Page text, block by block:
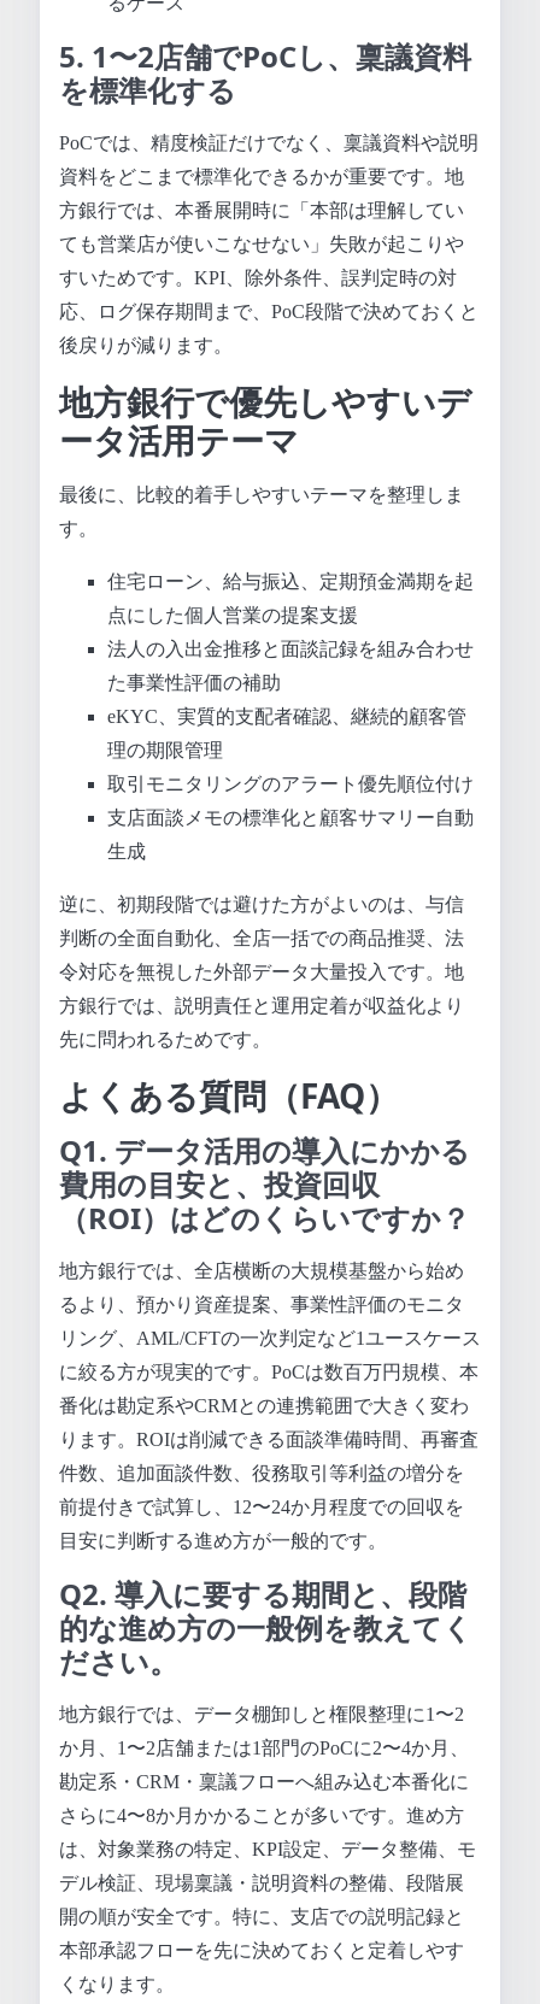
5. 1〜2店舗でPoCし、稟議資料
を標準化する
PoCでは、精度検証だけでなく、稟議資料や説明
資料をどこまで標準化できるかが重要です。地
方銀行では、本番展開時に「本部は理解してい
ても営業店が使いこなせない」失敗が起こりや
すいためです。KPI、除外条件、誤判定時の対
応、ログ保存期間まで、PoC段階で決めておくと
後戻りが減ります。
地方銀行で優先しやすいデ
ータ活用テーマ
最後に、比較的着手しやすいテーマを整理しま
す。
住宅ローン、給与振込、定期預金満期を起
点にした個人営業の提案支援
法人の入出金推移と面談記録を組み合わせ
た事業性評価の補助
eKYC、実質的支配者確認、継続的顧客管
理の期限管理
取引モニタリングのアラート優先順位付け
支店面談メモの標準化と顧客サマリー自動
生成
逆に、初期段階では避けた方がよいのは、与信
判断の全面自動化、全店一括での商品推奨、法
令対応を無視した外部データ大量投入です。地
方銀行では、説明責任と運用定着が収益化より
先に問われるためです。
よくある質問（FAQ）
Q1. データ活用の導入にかかる
費用の目安と、投資回収
（ROI）はどのくらいですか？
地方銀行では、全店横断の大規模基盤から始め
るより、預かり資産提案、事業性評価のモニタ
リング、AML/CFTの一次判定など1ユースケース
に絞る方が現実的です。PoCは数百万円規模、本
番化は勘定系やCRMとの連携範囲で大きく変わ
ります。ROIは削減できる面談準備時間、再審査
件数、追加面談件数、役務取引等利益の増分を
前提付きで試算し、12〜24か月程度での回収を
目安に判断する進め方が一般的です。
Q2. 導入に要する期間と、段階
的な進め方の一般例を教えてく
ださい。
地方銀行では、データ棚卸しと権限整理に1〜2
か月、1〜2店舗または1部門のPoCに2〜4か月、
勘定系・CRM・稟議フローへ組み込む本番化に
さらに4〜8か月かかることが多いです。進め方
は、対象業務の特定、KPI設定、データ整備、モ
デル検証、現場稟議・説明資料の整備、段階展
開の順が安全です。特に、支店での説明記録と
本部承認フローを先に決めておくと定着しやす
くなります。